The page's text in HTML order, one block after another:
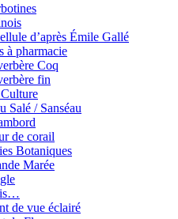
d’après Émile Gallé
à pharmacie
Coq
fin
Salé / Sanséau
de corail
Botaniques
Marée
de vue éclairé